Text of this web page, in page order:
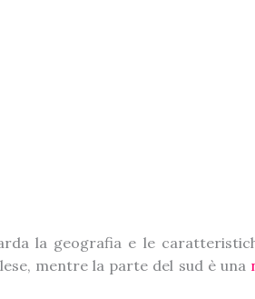
la geografia e le
mentre la parte del sud è una